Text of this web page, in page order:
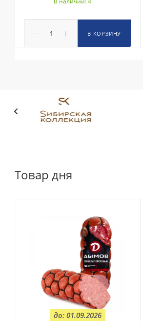
В КОРЗИНУ
Товар дня
до: 01.09.2026